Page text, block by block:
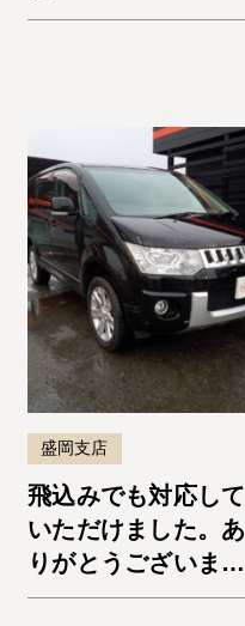
盛岡支店
飛込みでも対応して
いただけました。あ
りがとうございまし
た。デリカD:5